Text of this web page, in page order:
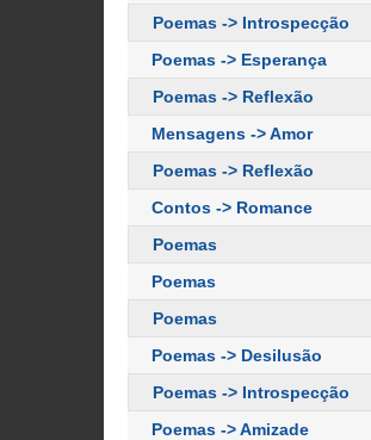
Poemas -> Introspecção
Poemas -> Esperança
Poemas -> Reflexão
Mensagens -> Amor
Poemas -> Reflexão
Contos -> Romance
Poemas
Poemas
Poemas
Poemas -> Desilusão
Poemas -> Introspecção
Poemas -> Amizade